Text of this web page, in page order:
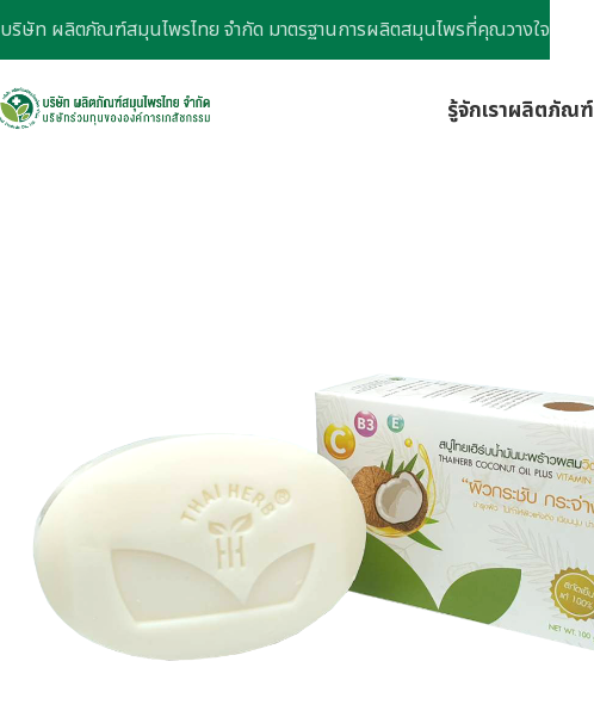
รู้จักเราผลิตภัณฑ์
บริษัท ผลิตภัณฑ์สมุนไพรไทย จำกัด มาตรฐานการผลิตสมุนไพรที่คุณวางใจ